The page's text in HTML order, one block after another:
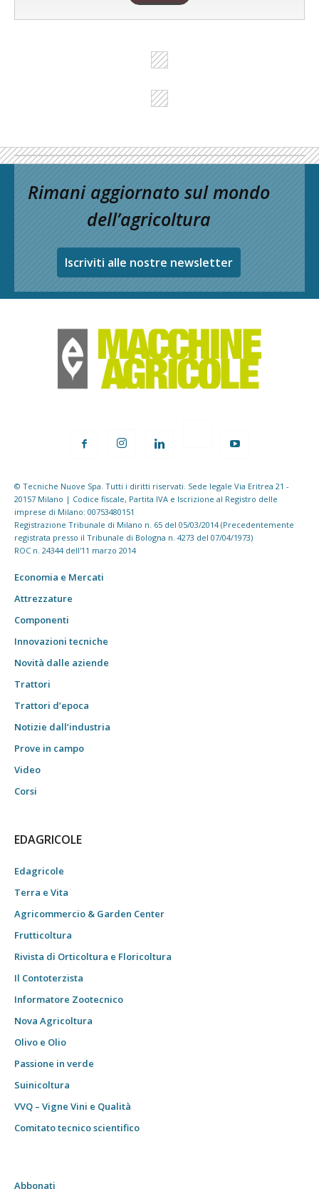
Rimani aggiornato sul mondo
dell’agricoltura
Iscriviti alle nostre newsletter
© Tecniche Nuove Spa. Tutti i diritti riservati. Sede legale Via Eritrea 21 -
20157 Milano | Codice fiscale, Partita IVA e Iscrizione al Registro delle
imprese di Milano: 00753480151
Registrazione Tribunale di Milano n. 65 del 05/03/2014 (Precedentemente
registrata presso il Tribunale di Bologna n. 4273 del 07/04/1973)
ROC n. 24344 dell'11 marzo 2014
Economia e Mercati
Attrezzature
Componenti
Innovazioni tecniche
Novità dalle aziende
Trattori
Trattori d’epoca
Notizie dall’industria
Prove in campo
Video
Corsi
EDAGRICOLE
Edagricole
Terra e Vita
Agricommercio & Garden Center
Frutticoltura
Rivista di Orticoltura e Floricoltura
Il Contoterzista
Informatore Zootecnico
Nova Agricoltura
Olivo e Olio
Passione in verde
Suinicoltura
VVQ – Vigne Vini e Qualità
Comitato tecnico scientifico
Abbonati